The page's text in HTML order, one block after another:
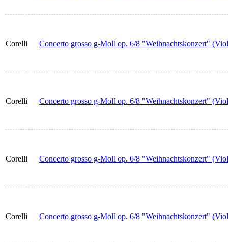
Corelli Concerto grosso g-Moll op. 6/8 "Weihnachtskonzert"
Corelli Concerto grosso g-Moll op. 6/8 "Weihnachtskonzert"
Corelli Concerto grosso g-Moll op. 6/8 "Weihnachtskonzert"
Corelli Concerto grosso g-Moll op. 6/8 "Weihnachtskonzert"